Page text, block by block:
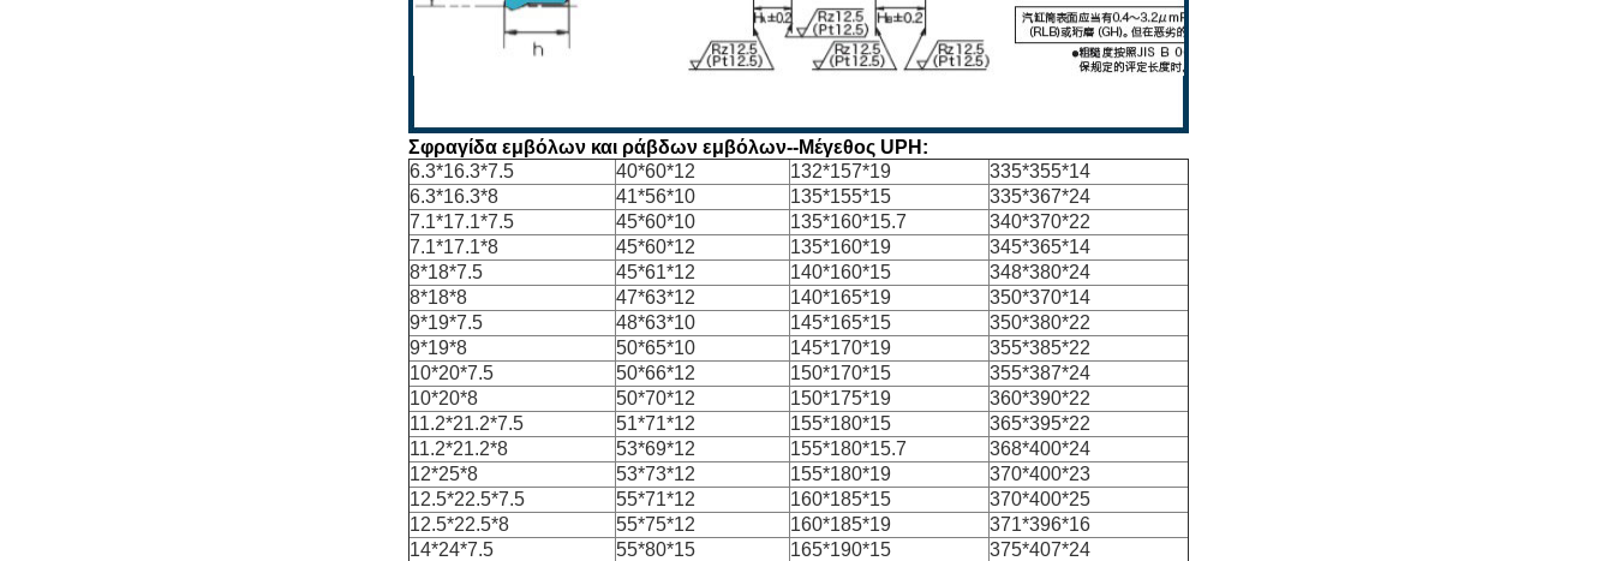
Σφραγίδα εμβόλων και ράβδων εμβόλων--Μέγεθος UPH:
6.3*16.3*7.5
40*60*12 132*157*19
335*355*14
6.3*16.3*8
41*56*10 135*155*15
335*367*24
7.1*17.1*7.5
45*60*10 135*160*15.7
340*370*22
7.1*17.1*8
45*60*12 135*160*19
345*365*14
8*18*7.5
45*61*12 140*160*15
348*380*24
8*18*8
47*63*12 140*165*19
350*370*14
9*19*7.5
48*63*10 145*165*15
350*380*22
9*19*8
50*65*10 145*170*19
355*385*22
10*20*7.5
50*66*12 150*170*15
355*387*24
10*20*8
50*70*12 150*175*19
360*390*22
11.2*21.2*7.5
51*71*12 155*180*15
365*395*22
11.2*21.2*8
53*69*12 155*180*15.7
368*400*24
12*25*8
53*73*12 155*180*19
370*400*23
12.5*22.5*7.5
55*71*12 160*185*15
370*400*25
12.5*22.5*8
55*75*12 160*185*19
371*396*16
14*24*7.5
55*80*15 165*190*15
375*407*24